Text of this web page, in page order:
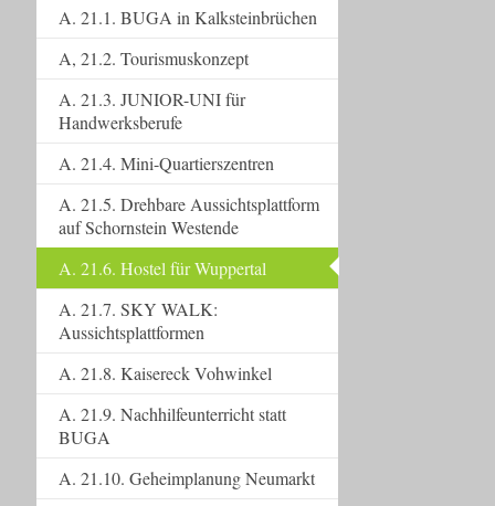
A. 21.1. BUGA in Kalksteinbrüchen
A, 21.2. Tourismuskonzept
A. 21.3. JUNIOR-UNI für
Handwerksberufe
A. 21.4. Mini-Quartierszentren
A. 21.5. Drehbare Aussichtsplattform
auf Schornstein Westende
A. 21.6. Hostel für Wuppertal
A. 21.7. SKY WALK:
Aussichtsplattformen
A. 21.8. Kaisereck Vohwinkel
A. 21.9. Nachhilfeunterricht statt
BUGA
A. 21.10. Geheimplanung Neumarkt